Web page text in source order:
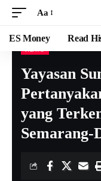
Aa
ES Money Read
Yayasan
yang
Semarang-